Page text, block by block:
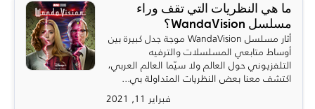
ما هي النظريات التي تقف وراء
مسلسل WandaVision؟
أثار مسلسل WandaVision موجة جدل كبيرة بين
أوساط متابعي المسلسلات والترفيه
التلفزيوني حول العالم ولا سيّما العالم العربي،
اكتشف معنا بعض النظريات المتداولة بي...
فبراير 11, 2021